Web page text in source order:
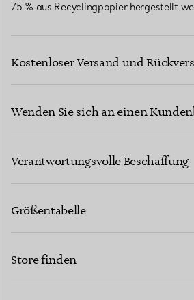
75 % aus Recyclingpapier hergestellt
Kostenloser Versand und
Wenden Sie sich an einen
Verantwortungsvolle Beschaffung
Größentabelle
Store finden